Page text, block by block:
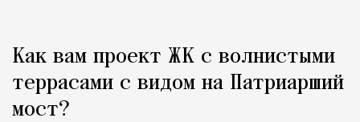
Как вам проект ЖК с волнистыми
террасами с видом на Патриарший
мост?